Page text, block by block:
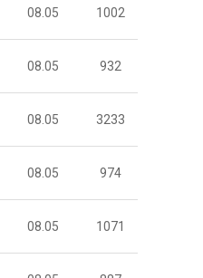
08.05 1002
08.05 932
08.05 3233
08.05 974
08.05 1071